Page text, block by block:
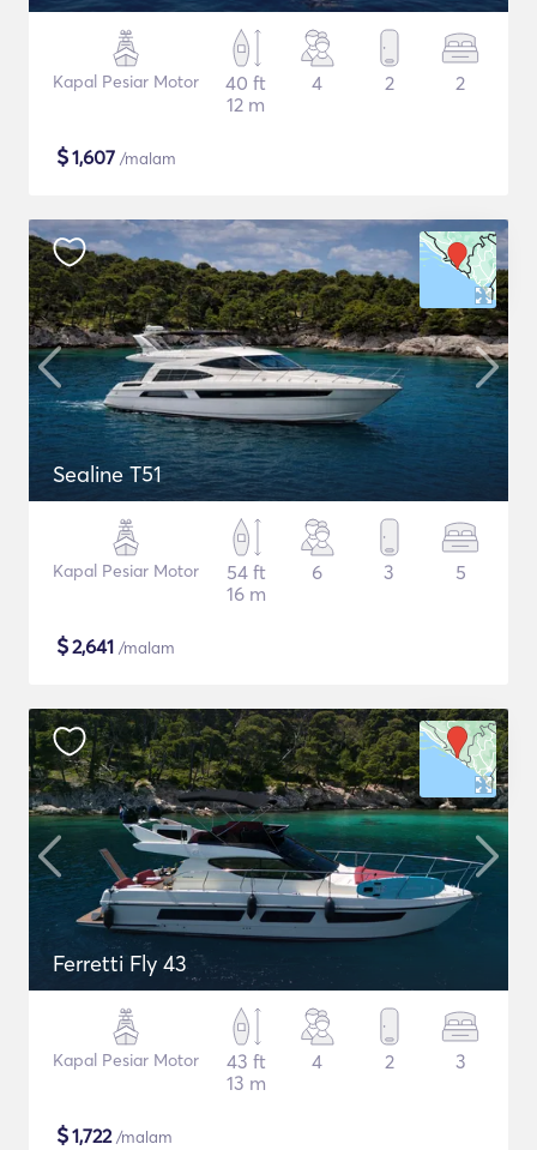
Kapal Pesiar Motor
40 ft
12 m
4 2 2
$1,607 /malam
Sealine T51
Kapal Pesiar Motor
54 ft
16 m
6 3 5
$2,641 /malam
Ferretti Fly 43
Kapal Pesiar Motor
43 ft
13 m
4 2 3
$1,722/malam